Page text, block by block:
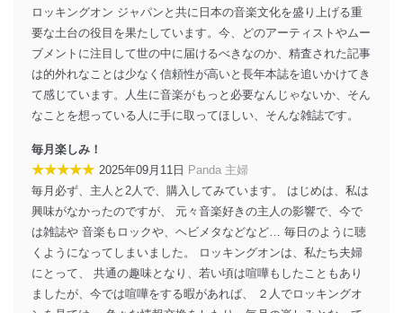
正に努めます。
アクセス制御
個人データを取り扱うことのできる機器及び当該
機器を取り扱う従業者を明確化し、 個人データへ
の不要なアクセスを防止しています。
アクセス者の識別と認証
ーザーアカウント制御）により、個人情報データ
ベース等を取り扱う情報システムを使用する従業
者を識別・認証しています。
外部からの不正アクセス等の防止
個人データを取り扱う機器等のオペレーティング
システムを最新の状態に保持しています。
個人データを取り扱う機器等にセキュリティ対策
ソフトウェア等を導入し、自動更新 機能等の活用
により、これを最新状態としています。
ロッキングオン ジャパンと共に日本の音楽文化を盛り上げる重
要な土台の役目を果たしています。今、どのアーティストやムー
ブメントに注目して世の中に届けるべきなのか、精査された記事
は的外れなことは少なく信頼性が高いと長年本誌を追いかけてき
て感じています。人生に音楽がもっと必要なんじゃないか、そん
なことを想っている人に手に取ってほしい、そんな雑誌です。
毎月楽しみ！
★★★★★ 2025年09月11日 Panda 主婦
毎月必ず、主人と2人で、購入してみています。 はじめは、私は
興味がなかったのですが、 元々音楽好きの主人の影響で、今で
は雑誌や 音楽もロックや、ヘビメタなどなど… 毎日のように聴
くようになってしまいました。 ロッキングオンは、私たち夫婦
にとって、 共通の趣味となり、若い頃は喧嘩もしたこともあり
ましたが、今では喧嘩をする暇があれば、 ２人でロッキングオ